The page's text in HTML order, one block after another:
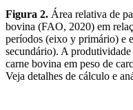
Figura 2. Área relativa de
bovina (FAO, 2020) em
períodos (eixo y primário) e
secundário). A
carne bovina em peso de
Veja detalhes de cálculo e